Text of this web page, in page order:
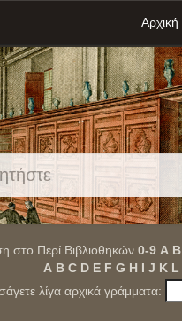
Αρχική
στο Περί Βιβλιοθηκών 0-9 Α Β
A B C D E F G H I J K L
λίγα αρχικά γράμματα: